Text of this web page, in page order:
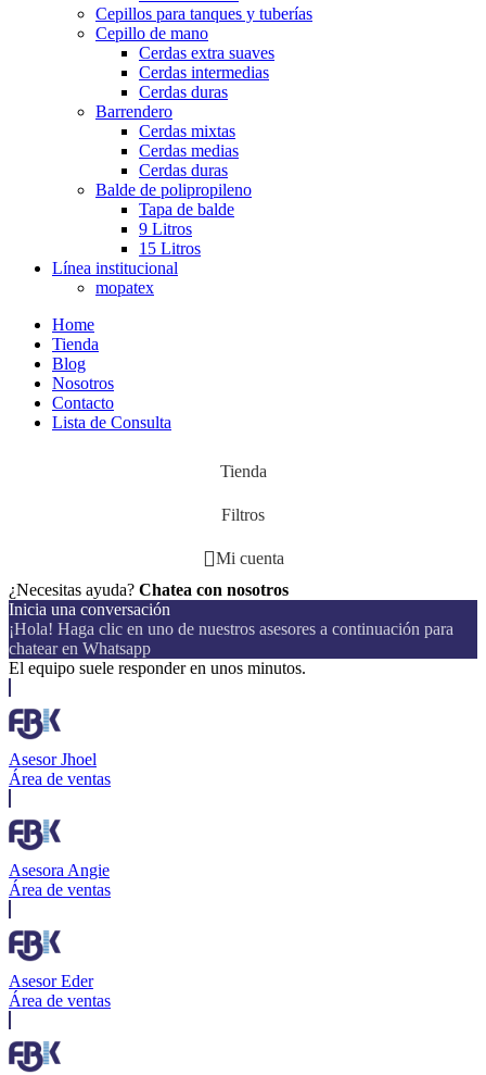
Cepillos para tanques y tuberías
Cepillo de mano
Cerdas extra suaves
Cerdas intermedias
Cerdas duras
Barrendero
Cerdas mixtas
Cerdas medias
Cerdas duras
Balde de polipropileno
Tapa de balde
9 Litros
15 Litros
Línea institucional
mopatex
Home
Tienda
Blog
Nosotros
Contacto
Lista de Consulta
Tienda
Filtros
Mi cuenta
¿Necesitas ayuda? Chatea con nosotros
Inicia una conversación
¡Hola! Haga clic en uno de nuestros asesores a continuación para
chatear en Whatsapp
El equipo suele responder en unos minutos.
Asesor Jhoel
Área de ventas
Asesora Angie
Área de ventas
Asesor Eder
Área de ventas